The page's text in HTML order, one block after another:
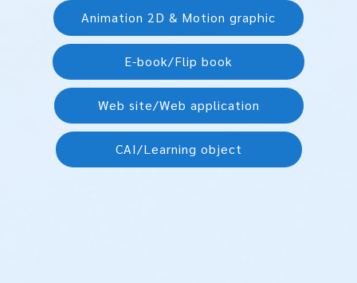
Animation 2D & Motion graphic
E-book/Flip book
Web site/Web application
CAI/Learning object